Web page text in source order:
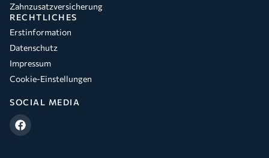
Zahnzusatzversicherung
RECHTLICHES
Erstinformation
Datenschutz
Impressum
Cookie-Einstellungen
SOCIAL MEDIA